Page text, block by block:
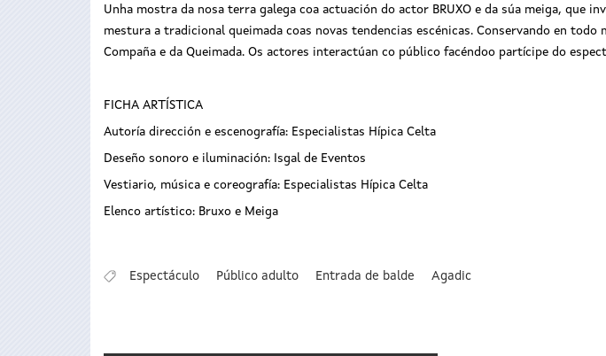
Unha mostra da nosa terra galega coa actuación do actor BRUXO e da súa meiga, que
mestura a tradicional queimada coas novas tendencias escénicas. Conservando en
Compaña e da Queimada. Os actores interactúan co público facéndoo partícipe do
FICHA ARTÍSTICA
Autoría dirección e escenografía: Especialistas Hípica Celta
Deseño sonoro e iluminación: Isgal de Eventos
Vestiario, música e coreografía: Especialistas Hípica Celta
Elenco artístico: Bruxo e Meiga
Espectáculo Público adulto Entrada de balde Agadic